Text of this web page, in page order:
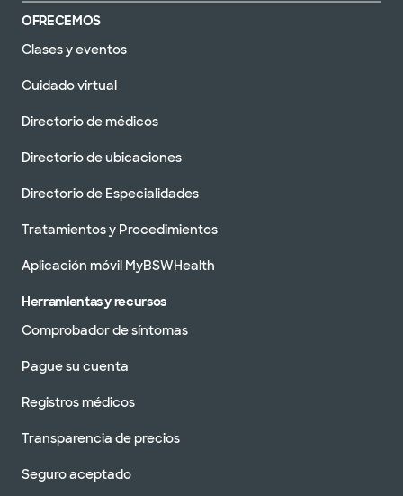
OFRECEMOS
Clases y eventos
Cuidado virtual
Directorio de médicos
Directorio de ubicaciones
Directorio de Especialidades
Tratamientos y Procedimientos
Aplicación móvil MyBSWHealth
Herramientas y recursos
Comprobador de síntomas
Pague su cuenta
Registros médicos
Transparencia de precios
Seguro aceptado